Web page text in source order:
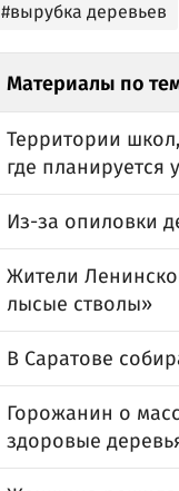
#вырубка деревьев
Материалы по
Территории
где планируется
Из-за опиловки
Жители
лысые стволы»
В Саратове
Горожанин о
здоровые